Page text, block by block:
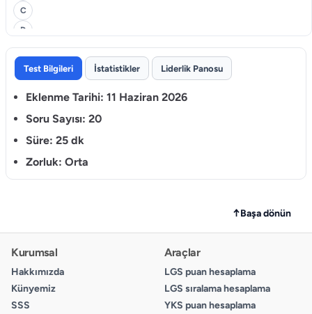
C
D
3.
4.
A
5.
A
B
Test Bilgileri İstatistikler Liderlik Panosu
Eklenme Tarihi: 11 Haziran 2026
Soru Sayısı: 20
Süre: 25 dk
Zorluk: Orta
↑Başa dönün
Kurumsal
Hakkımızda
Künyemiz
SSS
Araçlar
LGS puan hesaplama
LGS sıralama hesaplama
YKS puan hesaplama